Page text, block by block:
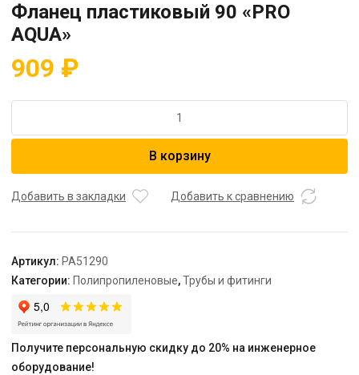
Фланец пластиковый 90 «PRO
AQUA»
909 ₽
Фланец
"PRO
В корзину
Добавить в закладки Добавить к сравнению
Артикул: PA51290
Категории: Полипропиленовые,Трубы и фитинги
Получите персональную скидку до 20% на инженерное
оборудование!